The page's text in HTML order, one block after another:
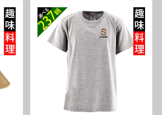
ズー シュナウザー パグ フレンチ
ブルドッグ X-CLOTHES 猫図
鑑 犬図鑑 ori-aw-poh2-b10
-s